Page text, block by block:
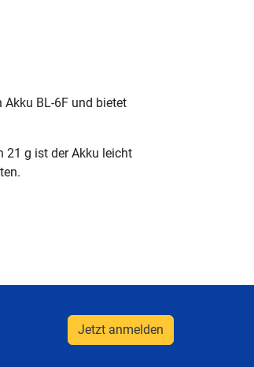
BL-6F und bietet
21 g ist der Akku leicht
Jetzt anmelden